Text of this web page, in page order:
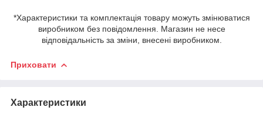
*Характеристики та комплектація товару можуть змінюватися
виробником без повідомлення. Магазин не несе
відповідальність за зміни, внесені виробником.
Приховати
Характеристики